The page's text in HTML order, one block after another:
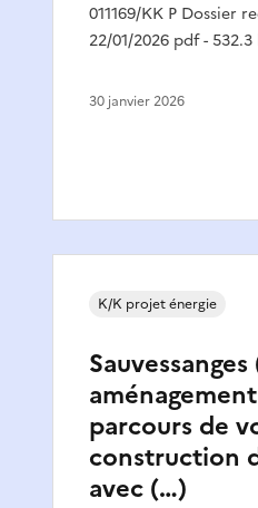
011169/KK P Dossier
22/01/2026 pdf -
30 janvier 2026
Sauvessanges
parcours de
construction
avec (…)
K/K projet énergie